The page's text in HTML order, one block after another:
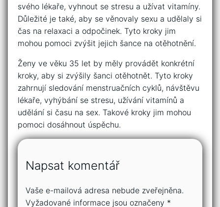
svého lékaře, vyhnout se stresu a užívat vitamíny.
Důležité je také, aby se věnovaly sexu a udělaly si
čas na relaxaci a odpočinek. Tyto kroky jim
mohou pomoci zvýšit jejich šance na otěhotnění.
Ženy ve věku 35 let by měly provádět konkrétní
kroky, aby si zvýšily šanci otěhotnět. Tyto kroky
zahrnují sledování menstruačních cyklů, návštěvu
lékaře, vyhýbání se stresu, užívání vitamínů a
udělání si času na sex. Takové kroky jim mohou
pomoci dosáhnout úspěchu.
Napsat komentář
Vaše e-mailová adresa nebude zveřejněna.
Vyžadované informace jsou označeny *